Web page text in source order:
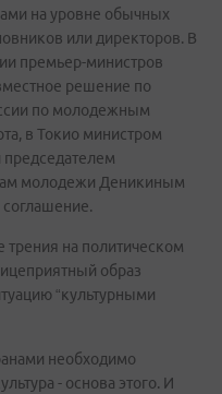
на уровне обычных
или директоров. В
премьер-министров
решение по
по молодежным
в Токио министром
молодежи Деникиным
трения на политическом
образ
“культурными
необходимо
- основа этого. И